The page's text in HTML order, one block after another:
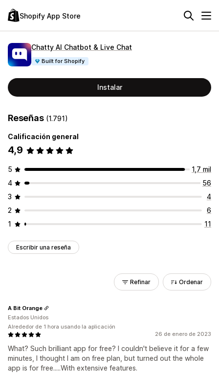
Shopify App Store
Chatty AI Chatbot & Live Chat
Built for Shopify
Instalar
Reseñas (1.791)
Calificación general
4,9
5
1,7 mil
4
56
3
4
2
6
1
11
Escribir una reseña
Refinar Ordenar
26 de enero de 2023
What? Such brilliant app for free? I couldn't believe it for a few
minutes, I thought I am on free plan, but turned out the whole
app is for free.....With extensive features.
A Bit Orange
Estados Unidos
Alrededor de 1 hora usando la aplicación